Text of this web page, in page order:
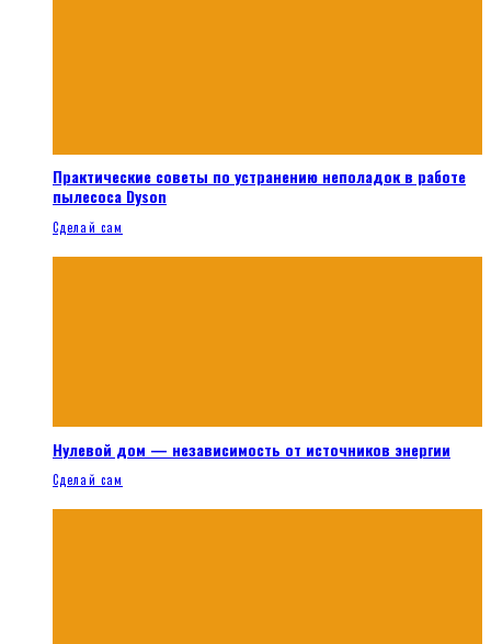
Практические советы по устранению неполадок в работе
пылесоса Dyson
Сделай сам
Нулевой дом — независимость от источников энергии
Сделай сам